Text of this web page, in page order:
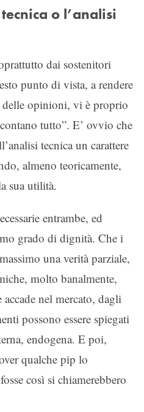
o l’analisi
dai sostenitori
punto di vista, a rendere
opinioni, vi è proprio
tutto”. E’ ovvio che
tecnica un carattere
almeno teoricamente,
sua utilità.
entrambe, ed
grado di dignità. Che i
una verità parziale,
molto banalmente,
nel mercato, dagli
possono essere spiegati
endogena. E poi,
qualche pip lo
così si chiamerebbero